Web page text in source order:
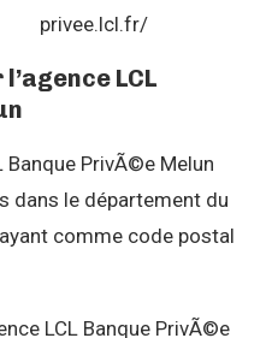
privee.lcl.fr/
LCL
Banque PrivÃ©e Melun
dans le département du
comme code postal
LCL Banque PrivÃ©e